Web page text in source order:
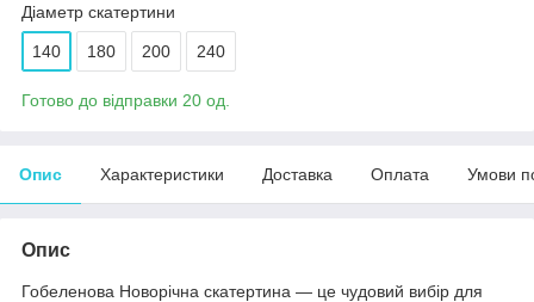
Діаметр скатертини
140 180 200 240
Готово до відправки 20 од.
Опис Характеристики Доставка Оплата Умови
Опис
Гобеленова Новорічна скатертина — це чудовий вибір для